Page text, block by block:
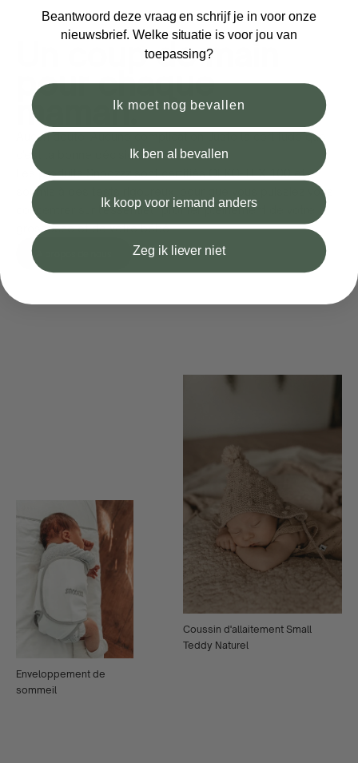
Coussin d'allaitement Small
Teddy Naturel
Enveloppement de
sommeil
Un coup de main
pour chaque
maman.
Aucun doute. Aucune complication. Juste la certitude que
c'est la bonne décision.
Les produits Snoozzz sont certifiés OEKO-TEX 100 et
soumis à des tests rigoureux, pour que vous puissiez vous
concentrer sur l'essentiel : profiter pleinement de votre
grossesse et de votre bébé.
Beantwoord deze vraag en schrijf je in voor onze
nieuwsbrief. Welke situatie is voor jou van
toepassing?
Ik moet nog bevallen
Ik ben al bevallen
Ik koop voor iemand anders
Zeg ik liever niet